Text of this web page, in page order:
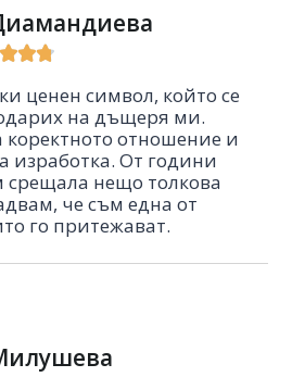

ценен символ, който се
на дъщеря ми.
коректното отношение и
изработка. От години
срещала нещо толкова
че съм една от
го притежават.